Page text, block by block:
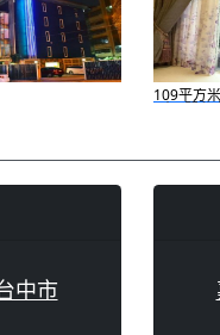
109平方
- 有2間私
中市